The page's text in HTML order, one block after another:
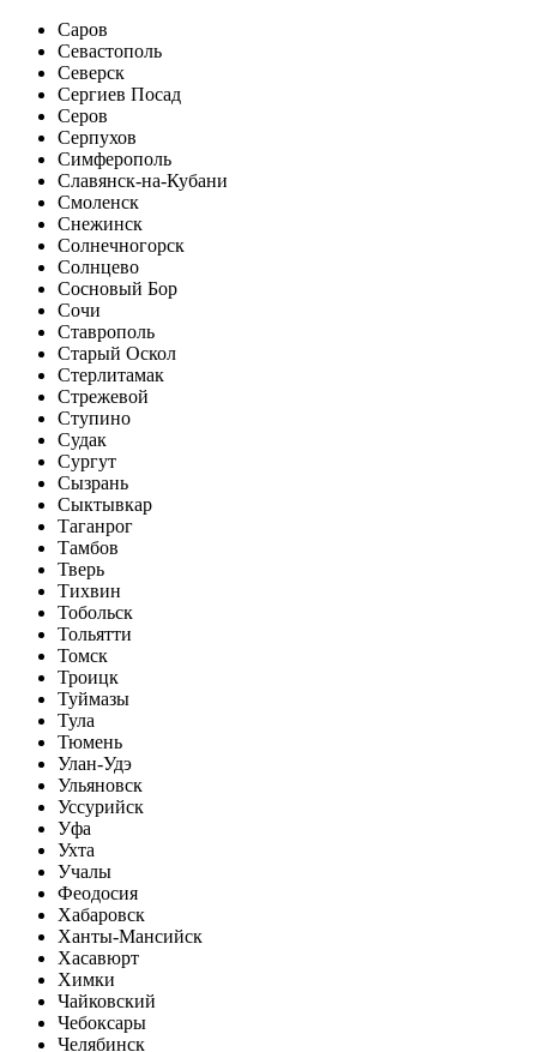
Саров
Севастополь
Северск
Сергиев Посад
Серов
Серпухов
Симферополь
Славянск-на-Кубани
Смоленск
Снежинск
Солнечногорск
Солнцево
Сосновый Бор
Сочи
Ставрополь
Старый Оскол
Стерлитамак
Стрежевой
Ступино
Судак
Сургут
Сызрань
Сыктывкар
Таганрог
Тамбов
Тверь
Тихвин
Тобольск
Тольятти
Томск
Троицк
Туймазы
Тула
Тюмень
Улан-Удэ
Ульяновск
Уссурийск
Уфа
Ухта
Учалы
Феодосия
Хабаровск
Ханты-Мансийск
Хасавюрт
Химки
Чайковский
Чебоксары
Челябинск